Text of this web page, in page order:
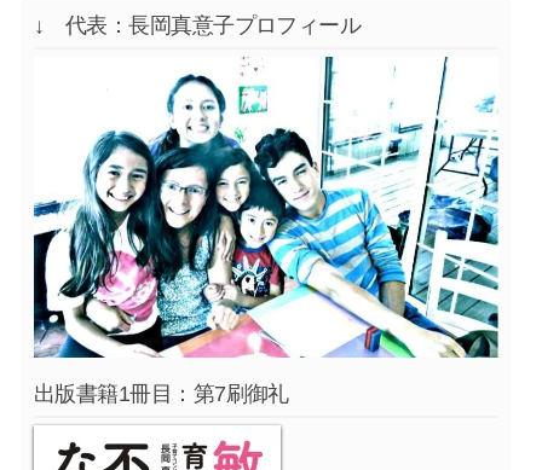
↓ 代表：長岡真意子プロフィール
出版書籍1冊目：第7刷御礼